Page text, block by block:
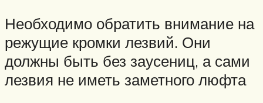
Необходимо обратить внимание на
режущие кромки лезвий. Они
должны быть без заусениц, а сами
лезвия не иметь заметного люфта